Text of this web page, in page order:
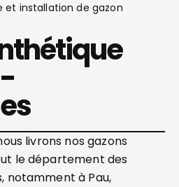
et installation de gazon
livrons nos gazons
le département des
notamment à Pau,